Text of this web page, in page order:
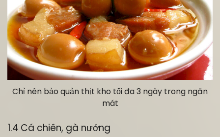
Chỉ nên bảo quản thịt kho tối đa 3 ngày trong ngăn
mát
1.4 Cá chiên, gà nướng